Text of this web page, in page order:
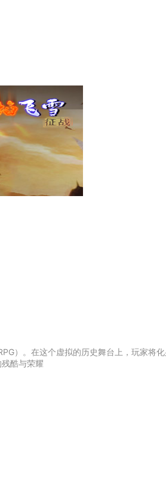
）。在这个虚拟的历史舞台上，玩家
酷与荣耀